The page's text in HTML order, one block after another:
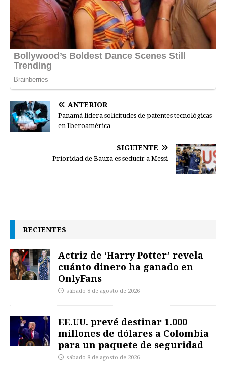
ANTERIOR
Panamá lidera solicitudes de patentes tecnológicas
en Iberoamérica
SIGUIENTE
Prioridad de Bauza es seducir a Messi
RECIENTES
Actriz de ‘Harry Potter’ revela
cuánto dinero ha ganado en
OnlyFans
sábado 8 de agosto de 2026
EE.UU. prevé destinar 1.000
millones de dólares a Colombia
para un paquete de seguridad
sábado 8 de agosto de 2026